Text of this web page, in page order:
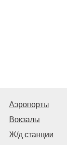
Аэропорты
Вокзалы
Ж/д станции